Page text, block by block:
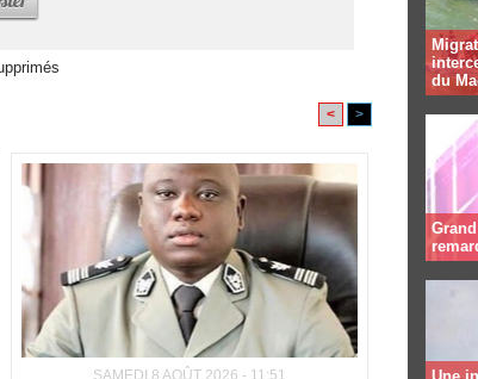
< >
SAMEDI 8 AOÛT 2026 - 11:51
du